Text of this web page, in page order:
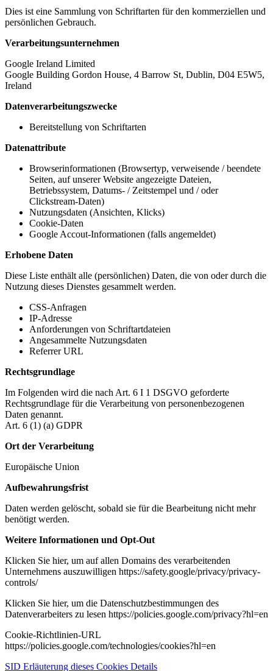
Dies ist eine Sammlung von Schriftarten für den kommerziellen und
persönlichen Gebrauch.
Verarbeitungsunternehmen
Google Ireland Limited
Google Building Gordon House, 4 Barrow St, Dublin, D04 E5W5,
Ireland
Datenverarbeitungszwecke
Bereitstellung von Schriftarten
Datenattribute
Browserinformationen (Browsertyp, verweisende / beendete
Seiten, auf unserer Website angezeigte Dateien,
Betriebssystem, Datums- / Zeitstempel und / oder
Clickstream-Daten)
Nutzungsdaten (Ansichten, Klicks)
Cookie-Daten
Google Accout-Informationen (falls angemeldet)
Erhobene Daten
Diese Liste enthält alle (persönlichen) Daten, die von oder durch die
Nutzung dieses Dienstes gesammelt werden.
CSS-Anfragen
IP-Adresse
Anforderungen von Schriftartdateien
Angesammelte Nutzungsdaten
Referrer URL
Rechtsgrundlage
Im Folgenden wird die nach Art. 6 I 1 DSGVO geforderte
Rechtsgrundlage für die Verarbeitung von personenbezogenen
Daten genannt.
Art. 6 (1) (a) GDPR
Ort der Verarbeitung
Europäische Union
Aufbewahrungsfrist
Daten werden gelöscht, sobald sie für die Bearbeitung nicht mehr
benötigt werden.
Weitere Informationen und Opt-Out
Klicken Sie hier, um auf allen Domains des verarbeitenden
Unternehmens auszuwilligen https://safety.google/privacy/privacy-
controls/
Klicken Sie hier, um die Datenschutzbestimmungen des
Datenverarbeiters zu lesen https://policies.google.com/privacy?hl=en
Cookie-Richtlinien-URL
https://policies.google.com/technologies/cookies?hl=en
SID Erläuterung dieses Cookies Details